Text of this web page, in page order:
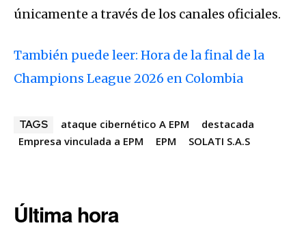
únicamente a través de los canales oficiales.
También puede leer: Hora de la final de la
Champions League 2026 en Colombia
TAGS ataque cibernético A EPM
destacada
Empresa vinculada a EPM
EPM SOLATI S.A.S
Última hora